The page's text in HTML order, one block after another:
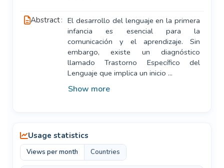
Abstract
El desarrollo del lenguaje en la primera
infancia es esencial para la
comunicación y el aprendizaje. Sin
embargo, existe un diagnóstico
llamado Trastorno Específico del
Lenguaje que implica un inicio ...
Show more
Usage statistics
Views per month Countries